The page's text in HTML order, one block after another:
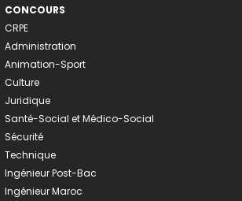
CONCOURS
CRPE
Administration
Animation-Sport
Culture
Juridique
Santé-Social et Médico-Social
Sécurité
Technique
Ingénieur Post-Bac
Ingénieur Maroc